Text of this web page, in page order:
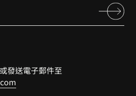
或發送電子郵件至